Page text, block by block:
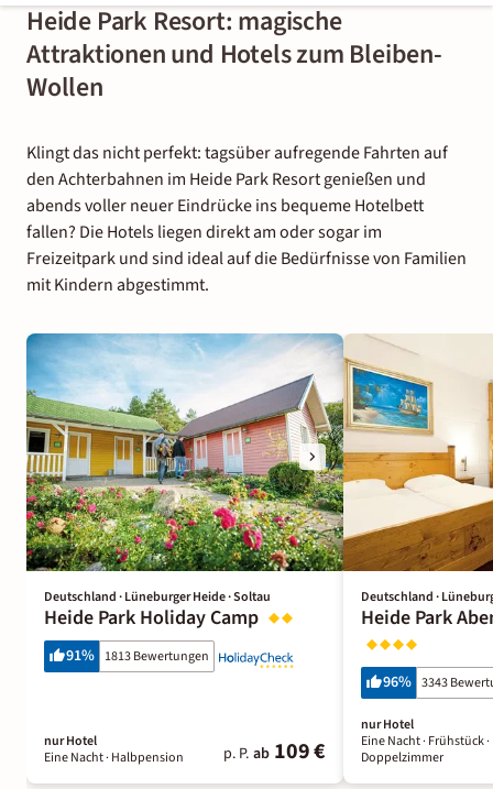
Heide Park Resort: magische
Attraktionen und Hotels zum Bleiben-
Wollen
Klingt das nicht perfekt: tagsüber aufregende Fahrten auf
den Achterbahnen im Heide Park Resort genießen und
abends voller neuer Eindrücke ins bequeme Hotelbett
fallen? Die Hotels liegen direkt am oder sogar im
Freizeitpark und sind ideal auf die Bedürfnisse von Familien
mit Kindern abgestimmt.
Deutschland · Lüneburger Heide · Soltau
Heide Park Holiday Camp
91% 1813 Bewertungen
nur Hotel
Eine Nacht· Halbpension p. P. ab 109 €
Deutschland ·
Heide Park
96% 3343
nur Hotel
Eine Nacht· Frühstück·
Doppelzimmer